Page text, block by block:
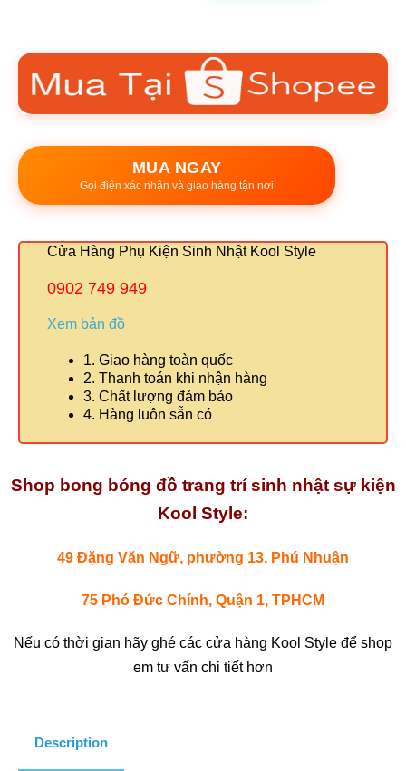
MUA NGAY
Gọi điện xác nhận và giao hàng tận nơi
Cửa Hàng Phụ Kiện Sinh Nhật Kool Style
0902 749 949
Xem bản đồ
1. Giao hàng toàn quốc
2. Thanh toán khi nhận hàng
3. Chất lượng đảm bảo
4. Hàng luôn sẵn có
Shop bong bóng đồ trang trí sinh nhật sự kiện
Kool Style:
49 Đặng Văn Ngữ, phường 13, Phú Nhuận
75 Phó Đức Chính, Quận 1, TPHCM
Nếu có thời gian hãy ghé các cửa hàng Kool Style để shop
em tư vấn chi tiết hơn
Description